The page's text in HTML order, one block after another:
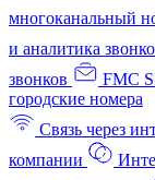
многоканальный
и аналитика
звонков
FMC
городские номера
Связь через
компании